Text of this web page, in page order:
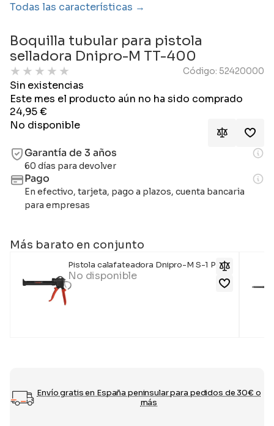
Todas las características
Boquilla tubular para pistola
selladora Dnipro-M TT-400
★ ★ ★ ★ ★ Código: 52420000
Sin existencias
Este mes el producto aún no ha sido comprado
24,95€
No disponible
Garantía de 3 años
60 días para devolver
Pago
En efectivo, tarjeta, pago a plazos, cuenta bancaria
para empresas
Más barato en conjunto
Pistola calafateadora Dnipro-M S-1 PRO
No disponible
Envío gratis en España peninsular para pedidos de 30€ o
más